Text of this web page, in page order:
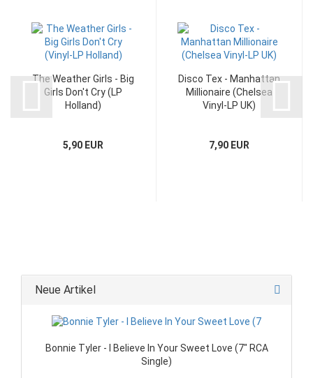
The Weather Girls - Big
Girls Don't Cry (LP
Holland)
5,90 EUR
Disco Tex - Manhattan
Millionaire (Chelsea
Vinyl-LP UK)
7,90 EUR
Neue Artikel
Bonnie Tyler - I Believe In Your Sweet Love (7" RCA
Single)